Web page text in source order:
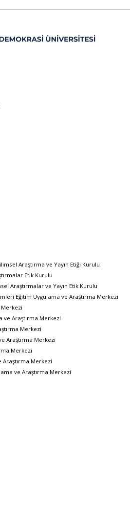
Araştırma ve Yayın Etiği Kurulu
Etik Kurulu
Araştırmalar ve Yayın Etik Kurulu
Eğitim Uygulama ve Araştırma Merkezi
ve Araştırma Merkezi
Merkezi
Araştırma Merkezi
Merkezi
Araştırma Merkezi
ve Araştırma Merkezi